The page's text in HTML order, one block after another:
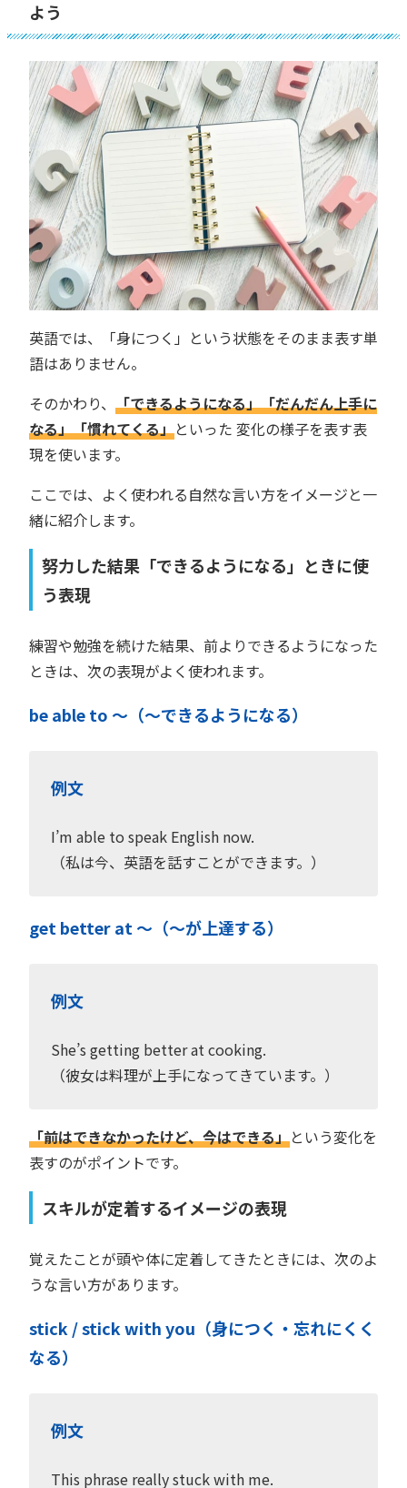
よう
英語では、「身につく」という状態をそのまま表す単
語はありません。
そのかわり、 「できるようになる」「だんだん上手に
なる」「慣れてくる」といった 変化の様子を表す表
現を使います。
ここでは、よく使われる自然な言い方をイメージと一
緒に紹介します。
努力した結果「できるようになる」ときに使
う表現
練習や勉強を続けた結果、前よりできるようになった
ときは、次の表現がよく使われます。
be able to 〜（〜できるようになる）
例文
I’m able to speak English now.
（私は今、英語を話すことができます。）
get better at 〜（〜が上達する）
例文
She’s getting better at cooking.
（彼女は料理が上手になってきています。）
「前はできなかったけど、今はできる」という変化を
表すのがポイントです。
スキルが定着するイメージの表現
覚えたことが頭や体に定着してきたときには、次のよ
うな言い方があります。
stick / stick with you（身につく・忘れにくく
なる）
例文
This phrase really stuck with me.